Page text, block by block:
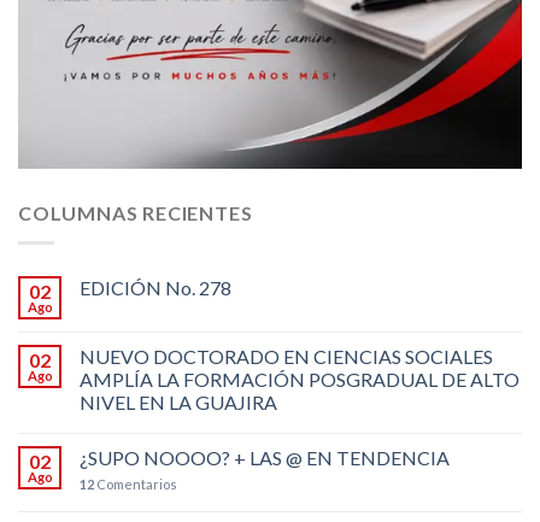
COLUMNAS RECIENTES
02
Ago
EDICIÓN No. 278
02
Ago
NUEVO DOCTORADO EN CIENCIAS SOCIALES
AMPLÍA LA FORMACIÓN POSGRADUAL DE ALTO
NIVEL EN LA GUAJIRA
02
Ago
¿SUPO NOOOO? + LAS @ EN TENDENCIA
12 Comentarios